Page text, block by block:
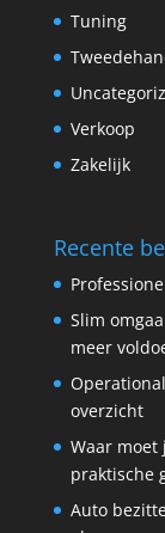
Tuning
Verkoop
Zakelijk
Recente
Slim
meer
overzicht
Waar moet
praktische
Auto